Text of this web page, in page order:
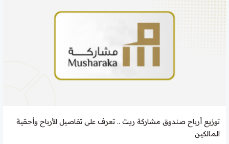
توزيع أرباح صندوق مشاركة ريت .. تعرف على تفاصيل الأرباح وأحقية
المالكين